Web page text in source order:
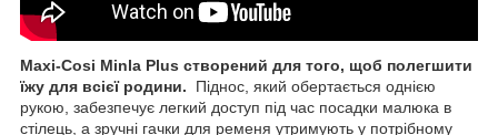
Maxi-Cosi Minla Plus створений для того, щоб полегшити
їжу для всієї родини. Піднос, який обертається однією
рукою, забезпечує легкий доступ під час посадки малюка в
стілець, а зручні гачки для ременя утримують у потрібному